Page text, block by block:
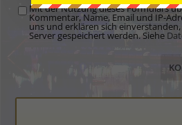
Mit der Nutzung dieses Formulars
Kommentar, Name, Email und IP-
uns und erklären sich
Server gespeichert werden. Siehe